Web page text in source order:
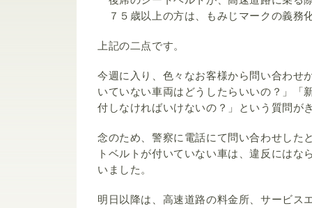
７５歳以上の方は、もみじマークの義務
上記の二点です。
今週に入り、色々なお客様から問い合わせ
いていない車両はどうしたらいいの？」「
付しなければいけないの？」という質問が
念のため、警察に電話にて問い合わせした
トベルトが付いていない車は、違反にはな
いました。
明日以降は、高速道路の料金所、サービス